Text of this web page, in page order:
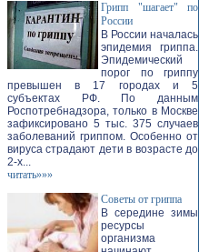
Грипп "шагает" по
России
В России началась
эпидемия гриппа.
Эпидемический
порог по гриппу
превышен в 17 городах и 5
субъектах РФ. По данным
Роспотребнадзора, только в Москве
зафиксировано 5 тыс. 375 случаев
заболеваний гриппом. Особенно от
вируса страдают дети в возрасте до
2-х...
читать»»»
Советы от гриппа
В середине зимы
ресурсы
организма